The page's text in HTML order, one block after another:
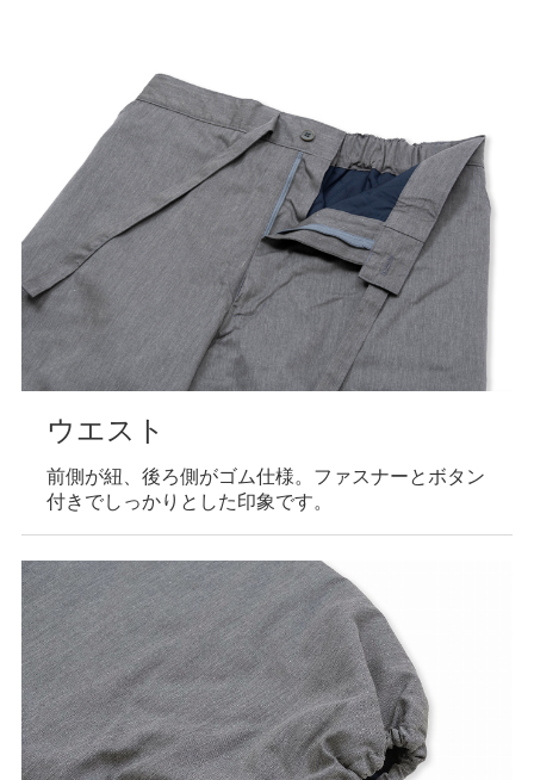
ウエスト
前側が紐、後ろ側がゴム仕様。ファスナーとボタン
付きでしっかりとした印象です。